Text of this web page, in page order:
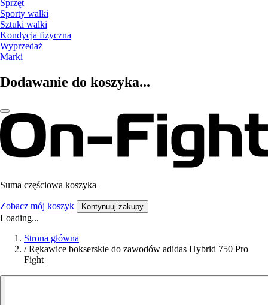
Sprzęt
Sporty walki
Sztuki walki
Kondycja fizyczna
Wyprzedaż
Marki
Dodawanie do koszyka...
Suma częściowa koszyka
Zobacz mój koszyk Kontynuuj zakupy
Loading...
Strona główna
/ Rękawice bokserskie do zawodów adidas Hybrid 750 Pro
Fight